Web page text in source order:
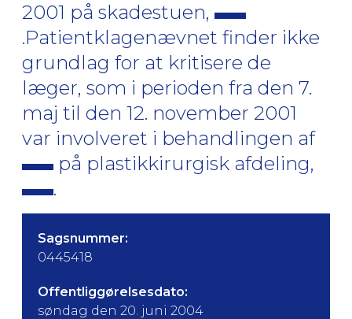
2001 på skadestuen,
.Patientklagenævnet finder ikke
grundlag for at kritisere de
læger, som i perioden fra den 7.
maj til den 12. november 2001
var involveret i behandlingen af
på plastikkirurgisk afdeling,
.
Sagsnummer:
0445418
Offentliggørelsesdato:
søndag den 20. juni 2004